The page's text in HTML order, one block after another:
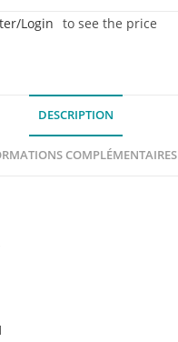
Login to see the price
DESCRIPTION
COMPLÉMENTAIRES